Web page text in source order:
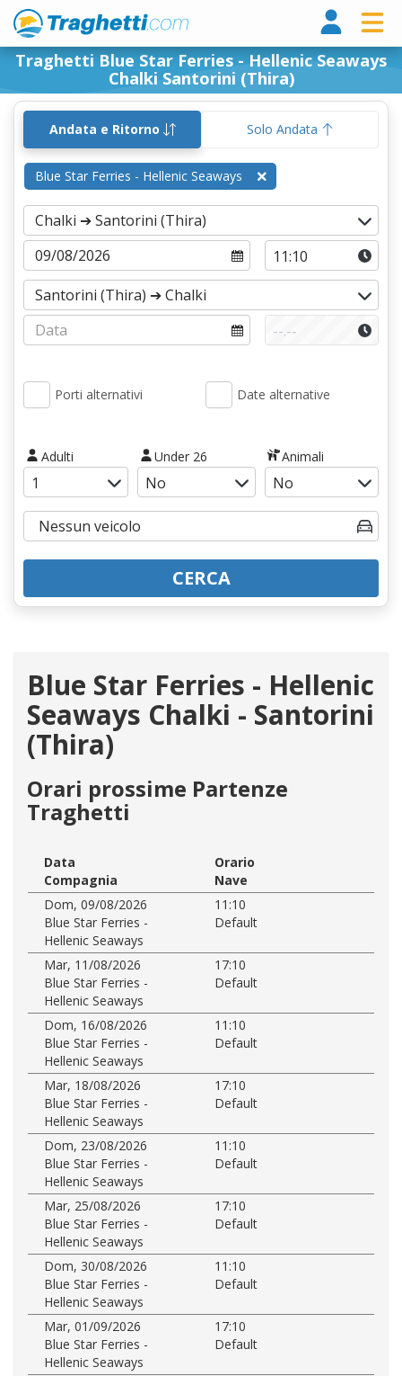
Traghetti Blue Star Ferries - Hellenic Seaways
Chalki Santorini (Thira)
Andata e Ritorno Solo Andata
Blue Star Ferries - Hellenic Seaways
Porti alternativi Date alternative
Adulti Under 26 Animali
CERCA
Blue Star Ferries - Hellenic
Seaways Chalki - Santorini
(Thira)
Orari prossime Partenze
Traghetti
Data
Orario
Compagnia
Nave
Dom, 09/08/2026
11:10
Blue Star Ferries -
Hellenic Seaways
Default
Mar, 11/08/2026
17:10
Blue Star Ferries -
Hellenic Seaways
Default
Dom, 16/08/2026
11:10
Blue Star Ferries -
Hellenic Seaways
Default
Mar, 18/08/2026
17:10
Blue Star Ferries -
Hellenic Seaways
Default
Dom, 23/08/2026
11:10
Blue Star Ferries -
Hellenic Seaways
Default
Mar, 25/08/2026
17:10
Blue Star Ferries -
Hellenic Seaways
Default
Dom, 30/08/2026
11:10
Blue Star Ferries -
Hellenic Seaways
Default
Mar, 01/09/2026
17:10
Blue Star Ferries -
Hellenic Seaways
Default